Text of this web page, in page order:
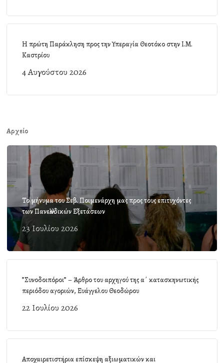
Η πρώτη Παράκληση προς την Υπεραγία Θεοτόκο στην Ι.Μ.
Καστρίου
4 Αυγούστου 2026
Αρχείο
Το μήνυμα του Σεβ. Ποιμενάρχη μας προς τους επιτυχόντες
των Πανελλαδικών Εξετάσεων
23 Ιουλίου 2026
”Συνοδοιπόροι” – Άρθρο του αρχηγού της α΄ κατασκηνωτικής
περιόδου αγοριών, Ευάγγελου Θεοδώρου
22 Ιουλίου 2026
Αποχαιρετιστήρια επίσκεψη αξιωματικών και